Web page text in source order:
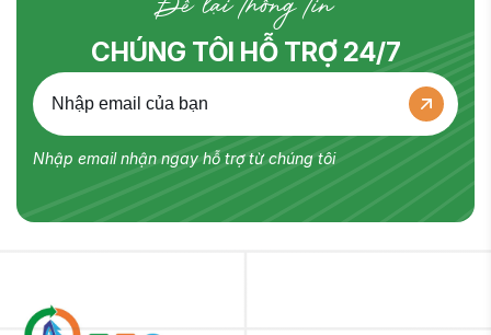
Để lại thông tin
CHÚNG TÔI HỖ TRỢ 24/7
Nhập email nhận ngay hỗ trợ từ chúng tôi